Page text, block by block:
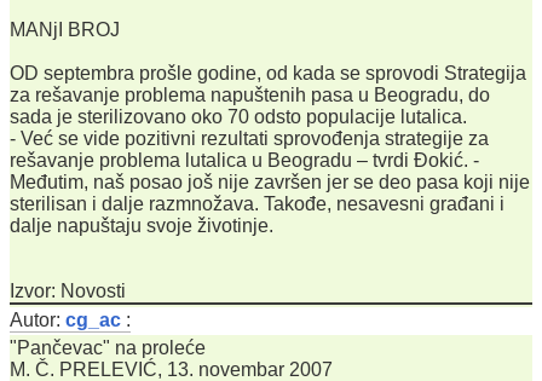
MANjI BROJ
OD septembra prošle godine, od kada se sprovodi Strategija
za rešavanje problema napuštenih pasa u Beogradu, do
sada je sterilizovano oko 70 odsto populacije lutalica.
- Već se vide pozitivni rezultati sprovođenja strategije za
rešavanje problema lutalica u Beogradu – tvrdi Đokić. -
Međutim, naš posao još nije završen jer se deo pasa koji nije
sterilisan i dalje razmnožava. Takođe, nesavesni građani i
dalje napuštaju svoje životinje.
Izvor: Novosti
Autor: cg_ac :
"Pančevac" na proleće
M. Č. PRELEVIĆ, 13. novembar 2007